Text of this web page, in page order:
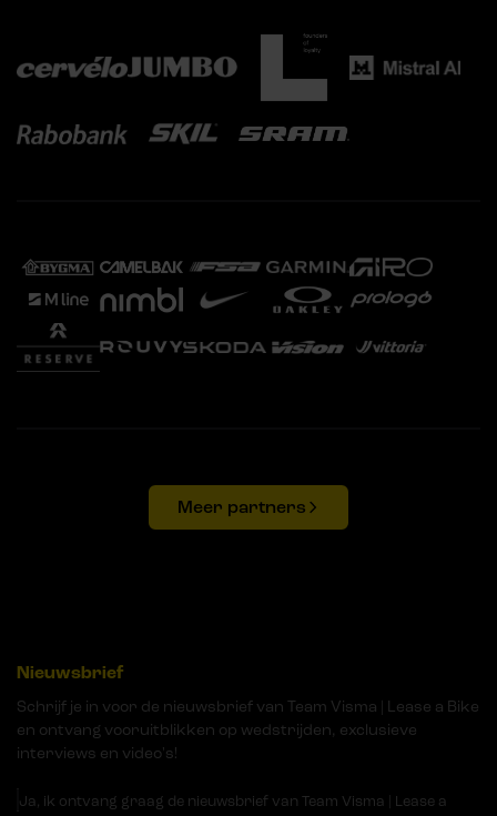
Meer partners
Nieuwsbrief
Schrijf je in voor de nieuwsbrief van Team Visma | Lease a Bike
en ontvang vooruitblikken op wedstrijden, exclusieve
interviews en video's!
Ja, ik ontvang graag de nieuwsbrief van Team Visma | Lease a